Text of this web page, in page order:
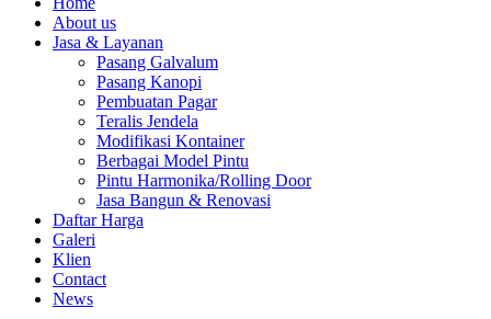
About us
Jasa & Layanan
Pasang Galvalum
Pasang Kanopi
Pembuatan Pagar
Teralis Jendela
Modifikasi Kontainer
Berbagai Model Pintu
Pintu Harmonika/Rolling Door
Jasa Bangun & Renovasi
Daftar Harga
Galeri
Klien
Contact
News